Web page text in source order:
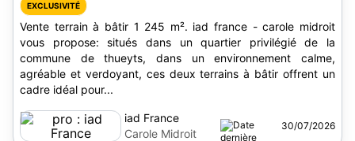
EXCLUSIVITÉ
Vente terrain à bâtir 1 245 m². iad france - carole midroit
vous propose: situés dans un quartier privilégié de la
commune de thueyts, dans un environnement calme,
agréable et verdoyant, ces deux terrains à bâtir offrent un
cadre idéal pour...
iad France
Carole Midroit
30/07/2026